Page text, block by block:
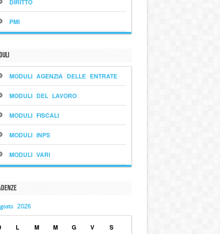
DIRITTO
PMI
MODULI AGENZIA DELLE ENTRATE
MODULI DEL LAVORO
MODULI FISCALI
MODULI INPS
MODULI VARI
2026
L M M G V S